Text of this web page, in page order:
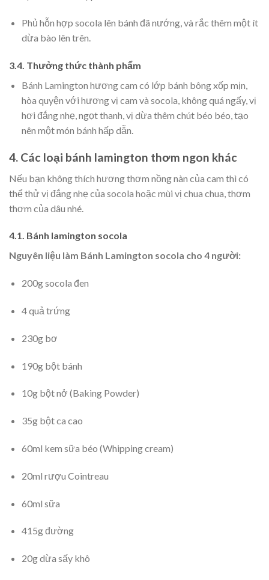
Phủ hỗn hợp socola lên bánh đã nướng, và rắc thêm một ít
dừa bào lên trên.
3.4. Thưởng thức thành phẩm
Bánh Lamington hương cam có lớp bánh bông xốp mịn,
hòa quyện với hương vị cam và socola, không quá ngấy, vị
hơi đắng nhẹ, ngọt thanh, vị dừa thêm chút béo béo, tạo
nên một món bánh hấp dẫn.
4. Các loại bánh lamington thơm ngon khác
Nếu bạn không thích hương thơm nồng nàn của cam thì có
thể thử vị đắng nhẹ của socola hoặc mùi vị chua chua, thơm
thơm của dâu nhé.
4.1. Bánh lamington socola
Nguyên liệu làm Bánh Lamington socola cho 4 người:
200g socola đen
4 quả trứng
230g bơ
190g bột bánh
10g bột nở (Baking Powder)
35g bột ca cao
60ml kem sữa béo (Whipping cream)
20ml rượu Cointreau
60ml sữa
415g đường
20g dừa sấy khô